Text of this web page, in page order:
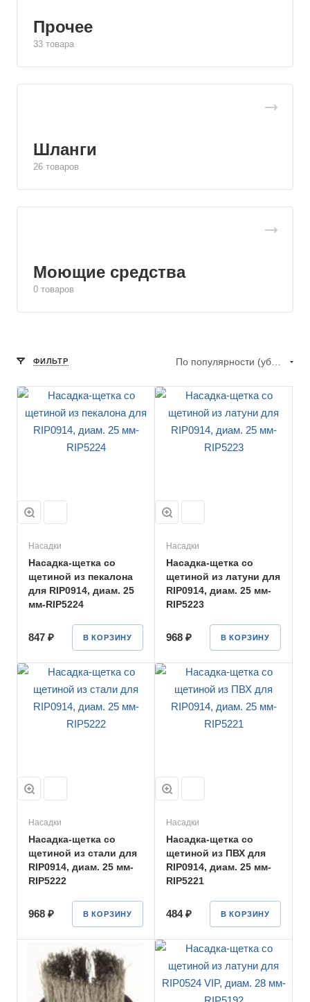
Прочее
33 товара
Шланги
26 товаров
Моющие средства
0 товаров
ФИЛЬТР
Насадки
Насадка-щетка со
щетиной из пекалона
для RIP0914, диам. 25
мм-RIP5224
847 ₽ В КОРЗИНУ
Насадки
Насадка-щетка со
щетиной из латуни для
RIP0914, диам. 25 мм-
RIP5223
968 ₽ В КОРЗИНУ
Насадки
Насадка-щетка со
щетиной из стали для
RIP0914, диам. 25 мм-
RIP5222
968 ₽ В КОРЗИНУ
Насадки
Насадка-щетка со
щетиной из ПВХ для
RIP0914, диам. 25 мм-
RIP5221
484 ₽ В КОРЗИНУ